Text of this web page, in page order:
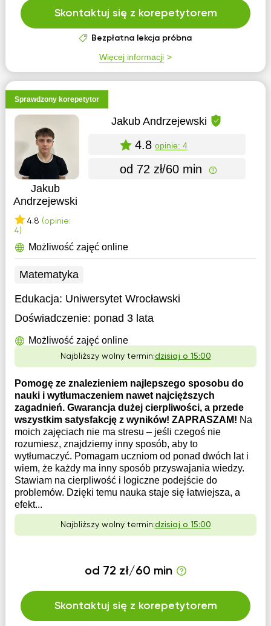
Skontaktuj się z korepetytorem
Bezpłatna lekcja próbna
Więcej informacji
Sprawdzony korepetytor
Jakub
Andrzejewski
4.8 (opinie:
4)
Jakub Andrzejewski
4.8 opinie: 4
od 72 zł/60 min
Możliwość zajęć online
Matematyka
Edukacja: Uniwersytet Wrocławski
Doświadczenie: ponad 3 lata
Możliwość zajęć online
Najbliższy wolny termin:dzisiaj o 15:00
Pomogę ze znalezieniem najlepszego sposobu do
nauki i wytłumaczeniem nawet najcięższych
zagadnień. Gwarancja dużej cierpliwości, a przede
wszystkim satysfakcję z wyników! ZAPRASZAM! Na
moich zajęciach nie ma stresu – jeśli czegoś nie
rozumiesz, znajdziemy inny sposób, aby to
wytłumaczyć. Pomagam uczniom od ponad dwóch lat i
wiem, że każdy ma inny sposób przyswajania wiedzy.
Stawiam na cierpliwość i logiczne podejście do
problemów. Dzięki temu nauka staje się łatwiejsza, a
efekt...
Najbliższy wolny termin:dzisiaj o 15:00
od 72 zł/60 min
Skontaktuj się z korepetytorem